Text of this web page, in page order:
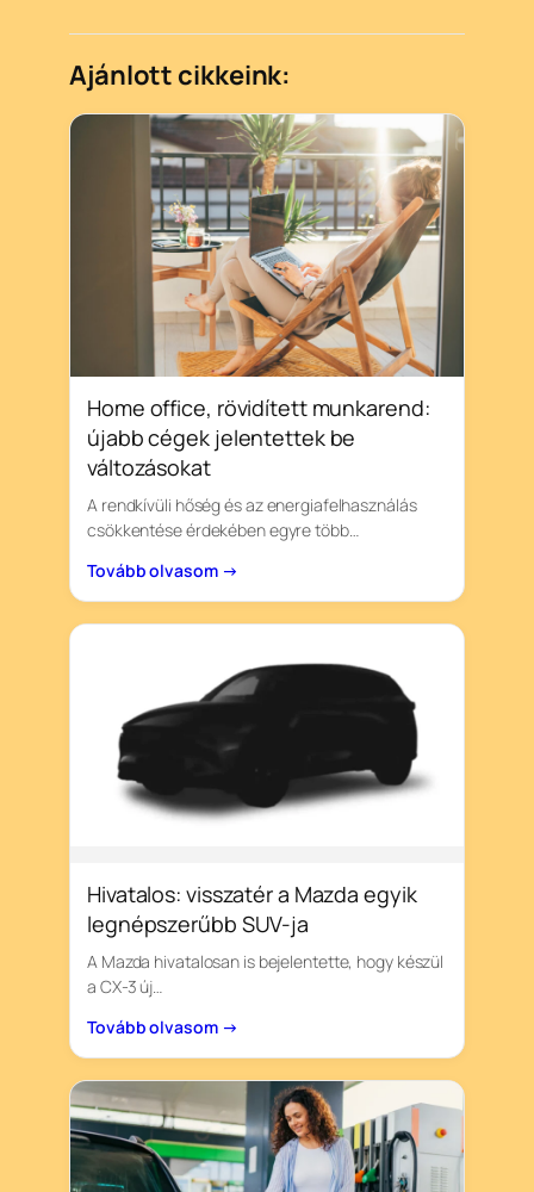
Ajánlott cikkeink:
Home office, rövidített munkarend:
újabb cégek jelentettek be
változásokat
A rendkívüli hőség és az energiafelhasználás
csökkentése érdekében egyre több…
Tovább olvasom →
Hivatalos: visszatér a Mazda egyik
legnépszerűbb SUV-ja
A Mazda hivatalosan is bejelentette, hogy készül
a CX-3 új…
Tovább olvasom →